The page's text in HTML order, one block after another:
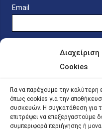
Cookies
Για να παρέχουμε την καλύτερη
όπως cookies για την
συσκευών. Η συγκατάθεση για
επιτρέψει να επεξεργαστούμε
συμπεριφορά περιήγησης ή
Email
Online Platform for
IKY – Transparency